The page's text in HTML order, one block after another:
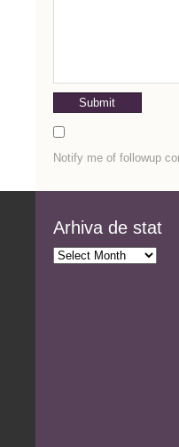
Notify me of followup
Arhiva de stat
Arhiva
de